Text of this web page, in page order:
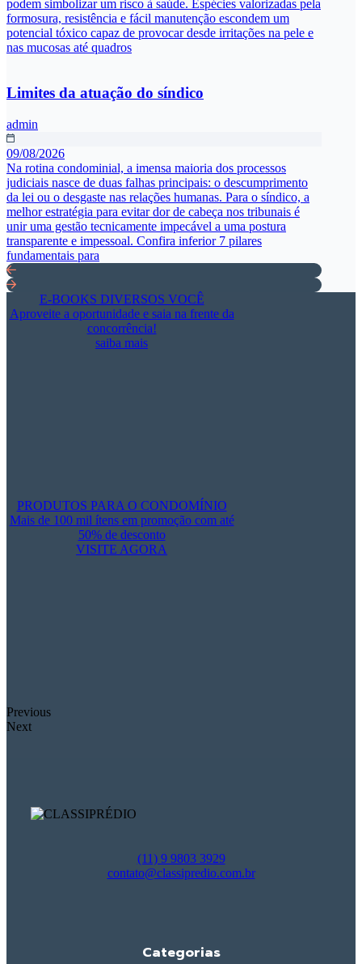
podem simbolizar um risco à saúde. Espécies valorizadas pela
formosura, resistência e fácil manutenção escondem um
potencial tóxico capaz de provocar desde irritações na pele e
nas mucosas até quadros
Limites da atuação do síndico
admin
09/08/2026
Na rotina condominial, a imensa maioria dos processos
judiciais nasce de duas falhas principais: o descumprimento
da lei ou o desgaste nas relações humanas. Para o síndico, a
melhor estratégia para evitar dor de cabeça nos tribunais é
unir uma gestão tecnicamente impecável a uma postura
transparente e impessoal. Confira inferior 7 pilares
fundamentais para
E-BOOKS DIVERSOS VOCÊ
Aproveite a oportunidade e saia na frente da
concorrência!
saiba mais
PRODUTOS PARA O CONDOMÍNIO
Mais de 100 mil ítens em promoção com até
50% de desconto
VISITE AGORA
Previous
Next
(11) 9 9803 3929
contato@classipredio.com.br
Categorias